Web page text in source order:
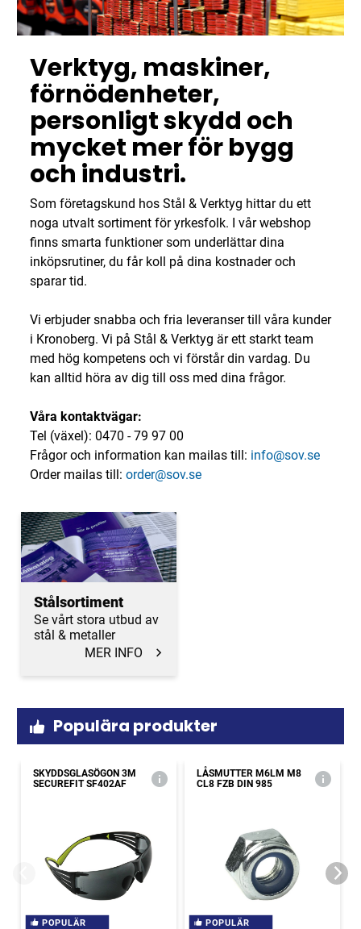
Verktyg, maskiner,
förnödenheter,
personligt skydd och
mycket mer för bygg
och industri.
Som företagskund hos Stål & Verktyg hittar du ett
noga utvalt sortiment för yrkesfolk. I vår webshop
finns smarta funktioner som underlättar dina
inköpsrutiner, du får koll på dina kostnader och
sparar tid.
Vi erbjuder snabba och fria leveranser till våra kunder
i Kronoberg. Vi på Stål & Verktyg är ett starkt team
med hög kompetens och vi förstår din vardag. Du
kan alltid höra av dig till oss med dina frågor.
Våra kontaktvägar:
Tel (växel): 0470 - 79 97 00
Frågor och information kan mailas till: info@sov.se
Order mailas till: order@sov.se
Stålsortiment
Se vårt stora utbud av
stål & metaller
MER INFO
Populära produkter
SKYDDSGLASÖGON 3M
SECUREFIT SF402AF
POPULÄR
LÅSMUTTER M6LM M8
CL8 FZB DIN 985
POPULÄR